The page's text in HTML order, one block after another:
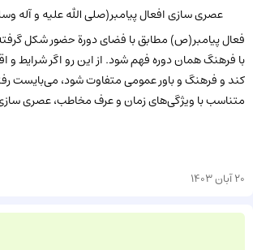
عصری سازی افعال پیامبر(صلی الله علیه و آله
فعال پیامبر(ص) مطابق با فضای دورة حضور شکل
با فرهنگ همان دوره فهم شود. از این رو اگر شرایط و
کند و فرهنگ و باور عمومی متفاوت شود، می‌بایست
متناسب با ویژگی‌های زمان و عرف مخاطب، عصری
20 آبان 1403